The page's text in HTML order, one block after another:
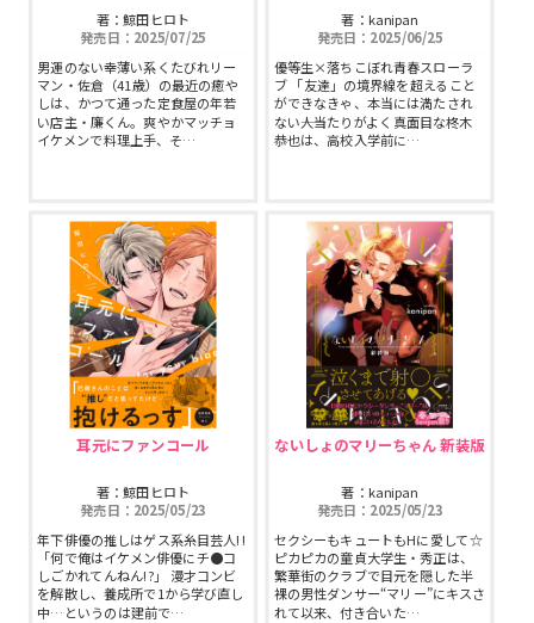
著：鯨田ヒロト
発売日：2025/07/25
男運のない幸薄い系くたびれリー
マン・佐倉（41歳）の最近の癒や
しは、かつて通った定食屋の年若
い店主・廉くん。爽やかマッチョ
イケメンで料理上手、そ…
著：kanipan
発売日：2025/06/25
優等生×落ちこぼれ青春スローラ
ブ 「友達」の境界線を超えること
ができなきゃ、本当には満たされ
ない――人当たりがよく真面目な柊木
恭也は、高校入学前に…
耳元にファンコール
著：鯨田ヒロト
発売日：2025/05/23
年下俳優の推しはゲス系糸目芸人!!
「何で俺はイケメン俳優にチ●コ
しごかれてんねん!?」 漫才コンビ
を解散し、養成所で1から学び直し
中…というのは建前で…
ないしょのマリーちゃん 新装版
著：kanipan
発売日：2025/05/23
セクシーもキュートもHに愛して☆
ピカピカの童貞大学生・秀正は、
繁華街のクラブで目元を隠した半
裸の男性ダンサー“マリー”にキスさ
れて以来、付き合いた…